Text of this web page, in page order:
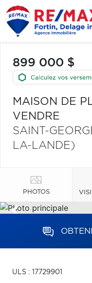
899 000 $
MAISON DE
VENDRE
SAINT-
LA-LANDE)
PHOTOS
ULS : 17729901